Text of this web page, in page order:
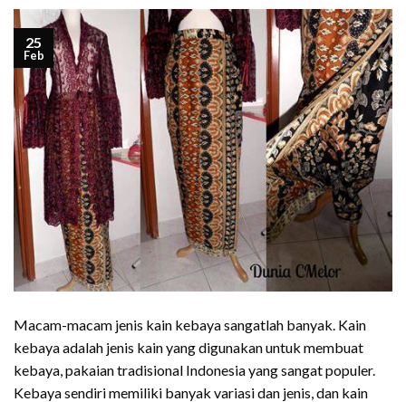
25
Feb
Macam-macam jenis kain kebaya sangatlah banyak. Kain
kebaya adalah jenis kain yang digunakan untuk membuat
kebaya, pakaian tradisional Indonesia yang sangat populer.
Kebaya sendiri memiliki banyak variasi dan jenis, dan kain